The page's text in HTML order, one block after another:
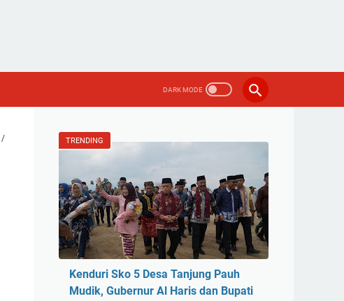
/
TRENDING
Kenduri Sko 5 Desa Tanjung Pauh
Mudik, Gubernur Al Haris dan Bupati